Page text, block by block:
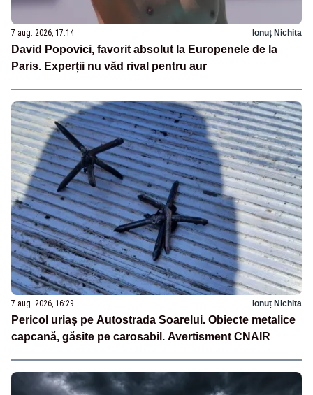
7 aug. 2026, 17:14 Ionuț Nichita
David Popovici, favorit absolut la Europenele de la
Paris. Experții nu văd rival pentru aur
7 aug. 2026, 16:29 Ionuț Nichita
Pericol uriaș pe Autostrada Soarelui. Obiecte metalice
capcană, găsite pe carosabil. Avertisment CNAIR